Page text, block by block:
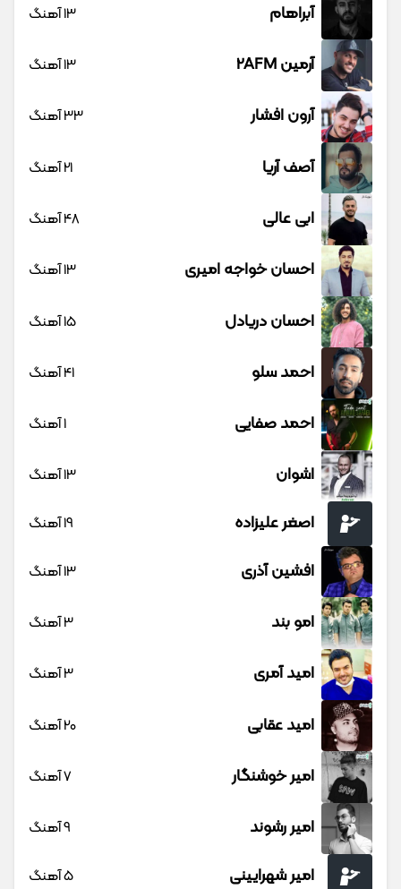
آبراهام 13 آهنگ
آرمین 2AFM 13 آهنگ
آرون افشار 33 آهنگ
آصف آریا 21 آهنگ
ابی عالی 48 آهنگ
احسان خواجه امیری 13 آهنگ
احسان دریادل 15 آهنگ
احمد سلو 41 آهنگ
احمد صفایی 1 آهنگ
اشوان 13 آهنگ
اصغر علیزاده 19 آهنگ
افشین آذری 13 آهنگ
امو بند 3 آهنگ
امید آمری 3 آهنگ
امید عقابی 20 آهنگ
امیر خوشنگار 7 آهنگ
امیر رشوند 9 آهنگ
امیر شهرایینی 5 آهنگ